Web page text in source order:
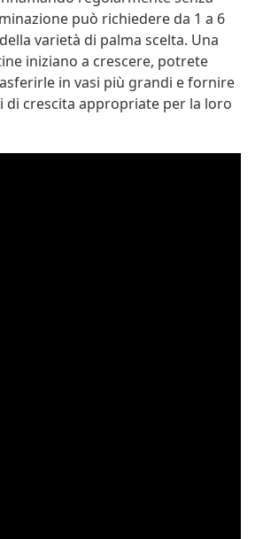
può richiedere da 1 a 6
varietà di palma scelta. Una
iniziano a crescere, potrete
in vasi più grandi e fornire
di crescita appropriate per la loro